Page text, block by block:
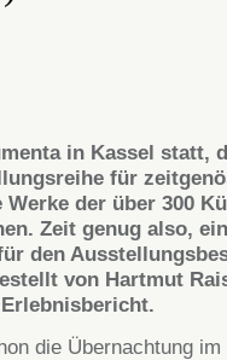
in Kassel statt,
für
der über 300
Zeit genug also,
den
von Hartmut
die Übernachtung